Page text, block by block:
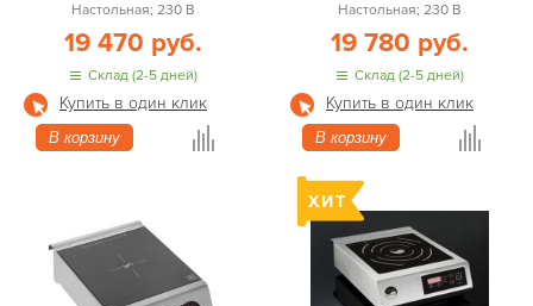
Настольная; 230 В
19 470 руб.
Склад (2-5 дней)
Купить в один клик
В корзину
Настольная; 230 В
19 780 руб.
Склад (2-5 дней)
Купить в один клик
В корзину